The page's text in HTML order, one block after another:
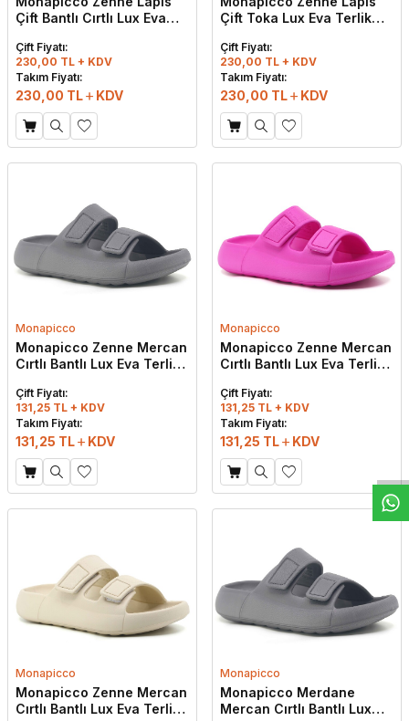
Çift Bantlı Cırtlı Lux Eva
Çift Fiyatı:
230,00 TL + KDV
Takım Fiyatı:
230,00 TL KDV
Çift Toka Lux Eva Terlik
Çift Fiyatı:
230,00 TL + KDV
Takım Fiyatı:
230,00 TL KDV
Monapicco
Monapicco Zenne Mercan
Cırtlı Bantlı Lux Eva Terlik
Çift Fiyatı:
131,25 TL + KDV
Takım Fiyatı:
131,25 TL KDV
Monapicco
Monapicco Zenne Mercan
Cırtlı Bantlı Lux Eva Terlik
Çift Fiyatı:
131,25 TL + KDV
Takım Fiyatı:
131,25 TL KDV
Monapicco
Monapicco Zenne Mercan
Cırtlı Bantlı Lux Eva Terlik
Monapicco
Monapicco Merdane
Mercan Cırtlı Bantlı Lux